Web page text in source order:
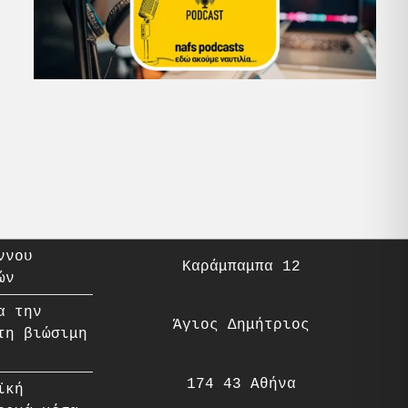
την
βιώσιμη
Καράμπαμπα 12
Άγιος Δημήτριος
174 43 Αθήνα